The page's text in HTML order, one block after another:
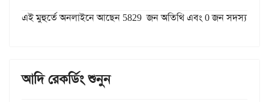
এই মুহুর্তে অনলাইনে আছেন 5829 জন অতিথি এবং 0 জন সদস্য
আদি রেকর্ডিং শুনুন